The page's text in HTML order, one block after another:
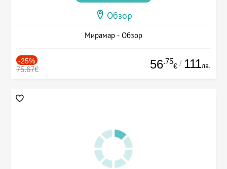
Обзор
Мирамар - Обзор
-25%
75.67€ 56.75
€ / 111лв.